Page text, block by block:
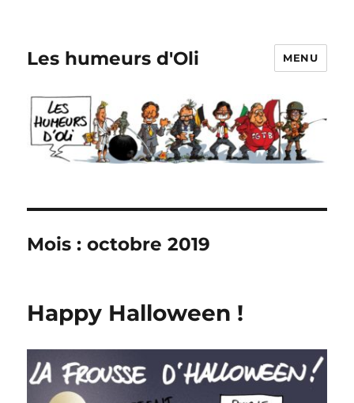
Les humeurs d'Oli MENU
Mois :octobre 2019
Happy Halloween !